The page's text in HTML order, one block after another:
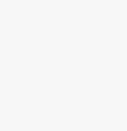
falleció un
en